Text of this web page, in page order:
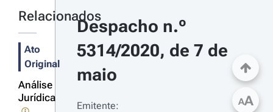
Relacionados
Ato
Original
Análise
Jurídica
Despacho n.º
5314/2020, de 7 de
maio
Emitente:
AA